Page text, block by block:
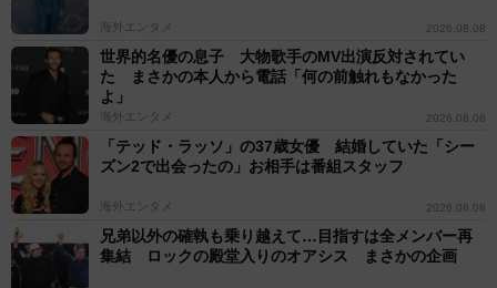
海外エンタメ 2026.08.08
世界的名優の息子 大物歌手のMV出演反対されてい
た まさかの本人から電話「何の前触れもなかった
よ」
海外エンタメ 2026.08.08
「テッド・ラッソ」の37歳女優 結婚していた「シー
ズン2で出会ったの」お相手は番組スタッフ
海外エンタメ 2026.08.08
兄弟以外の確執も乗り越えて…目指すは全メンバー再
集結 ロックの殿堂入りのオアシス まさかの企画